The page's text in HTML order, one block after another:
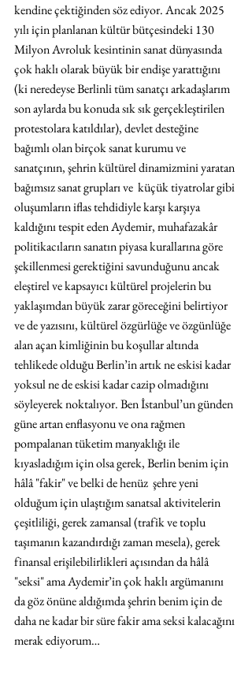
kendine çektiğinden söz ediyor. Ancak 2025
yılı için planlanan kültür bütçesindeki 130
Milyon Avroluk kesintinin sanat dünyasında
çok haklı olarak büyük bir endişe yarattığını
(ki neredeyse Berlinli tüm sanatçı arkadaşlarım
son aylarda bu konuda sık sık gerçekleştirilen
protestolara katıldılar), devlet desteğine
bağımlı olan birçok sanat kurumu ve
sanatçının, şehrin kültürel dinamizmini yaratan
bağımsız sanat grupları ve  küçük tiyatrolar gibi
oluşumların iflas tehdidiyle karşı karşıya
kaldığını tespit eden Aydemir, muhafazakâr
politikacıların sanatın piyasa kurallarına göre
şekillenmesi gerektiğini savunduğunu ancak
eleştirel ve kapsayıcı kültürel projelerin bu
yaklaşımdan büyük zarar göreceğini belirtiyor
ve de yazısını, kültürel özgürlüğe ve özgünlüğe
alan açan kimliğinin bu koşullar altında
tehlikede olduğu Berlin’in artık ne eskisi kadar
yoksul ne de eskisi kadar cazip olmadığını
söyleyerek noktalıyor. Ben İstanbul’un günden
güne artan enflasyonu ve ona rağmen
pompalanan tüketim manyaklığı ile
kıyasladığım için olsa gerek, Berlin benim için
hâlâ "fakir" ve belki de henüz  şehre yeni
olduğum için ulaştığım sanatsal aktivitelerin
çeşitliliği, gerek zamansal (trafik ve toplu
taşımanın kazandırdığı zaman mesela), gerek
finansal erişilebilirlikleri açısından da hâlâ
"seksi" ama Aydemir’in çok haklı argümanını
da göz önüne aldığımda şehrin benim için de
daha ne kadar bir süre fakir ama seksi kalacağını
merak ediyorum…